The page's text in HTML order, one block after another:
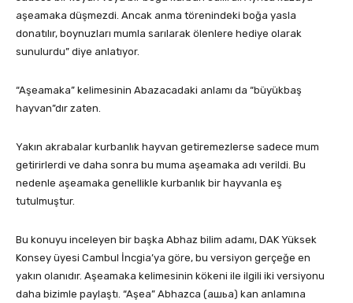
aşeamaka düşmezdi. Ancak anma törenindeki boğa yasla
donatılır, boynuzları mumla sarılarak ölenlere hediye olarak
sunulurdu” diye anlatıyor.
“Aşeamaka” kelimesinin Abazacadaki anlamı da “büyükbaş
hayvan”dır zaten.
Yakın akrabalar kurbanlık hayvan getiremezlerse sadece mum
getirirlerdi ve daha sonra bu muma aşeamaka adı verildi. Bu
nedenle aşeamaka genellikle kurbanlık bir hayvanla eş
tutulmuştur.
Bu konuyu inceleyen bir başka Abhaz bilim adamı, DAK Yüksek
Konsey üyesi Cambul İncgia’ya göre, bu versiyon gerçeğe en
yakın olanıdır. Aşeamaka kelimesinin kökeni ile ilgili iki versiyonu
daha bizimle paylaştı. “Aşea” Abhazca (ашьа) kan anlamına